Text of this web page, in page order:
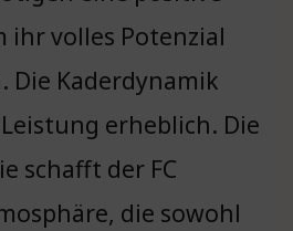
ihr volles Potenzial
Die Kaderdynamik
erheblich. Die
schafft der FC
die sowohl